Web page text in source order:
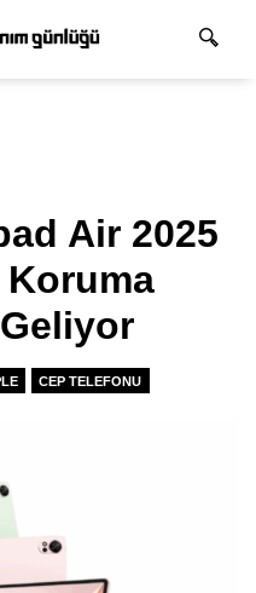
Air 2025
CEP TELEFONU